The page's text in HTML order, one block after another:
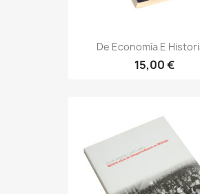
De Economía E
15,00 €